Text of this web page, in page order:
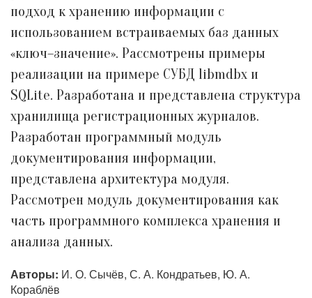
подход к хранению информации с
использованием встраиваемых баз данных
«ключ–значение». Рассмотрены примеры
реализации на примере СУБД libmdbx и
SQLite. Разработана и представлена структура
хранилища регистрационных журналов.
Разработан программный модуль
документирования информации,
представлена архитектура модуля.
Рассмотрен модуль документирования как
часть программного комплекса хранения и
анализа данных.
Авторы: И. О. Сычёв, С. А. Кондратьев, Ю. А.
Кораблёв